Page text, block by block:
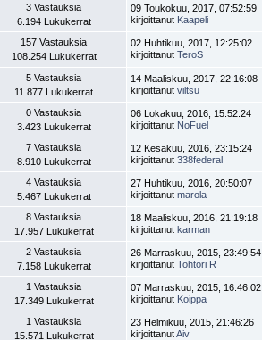
3 Vastauksia
6.194 Lukukerrat
09 Toukokuu, 2017, 07:52:59
kirjoittanut Kaapeli
157 Vastauksia
108.254 Lukukerrat
02 Huhtikuu, 2017, 12:25:02
kirjoittanutTeroS
5 Vastauksia
11.877 Lukukerrat
14 Maaliskuu, 2017, 22:16:08
kirjoittanutviltsu
0 Vastauksia
3.423 Lukukerrat
06 Lokakuu, 2016, 15:52:24
kirjoittanut NoFuel
7 Vastauksia
8.910 Lukukerrat
12 Kesäkuu, 2016, 23:15:24
kirjoittanut338federal
4 Vastauksia
5.467 Lukukerrat
27 Huhtikuu, 2016, 20:50:07
kirjoittanutmarola
8 Vastauksia
17.957 Lukukerrat
18 Maaliskuu, 2016, 21:19:18
kirjoittanutkarman
2 Vastauksia
7.158 Lukukerrat
26 Marraskuu, 2015, 23:49:54
kirjoittanutTohtori R
1 Vastauksia
17.349 Lukukerrat
07 Marraskuu, 2015, 16:46:02
kirjoittanut Koippa
1 Vastauksia
15.571 Lukukerrat
23 Helmikuu, 2015, 21:46:26
kirjoittanutAiv